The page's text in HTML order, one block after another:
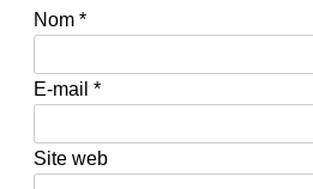
Nom *
E-mail *
Site web